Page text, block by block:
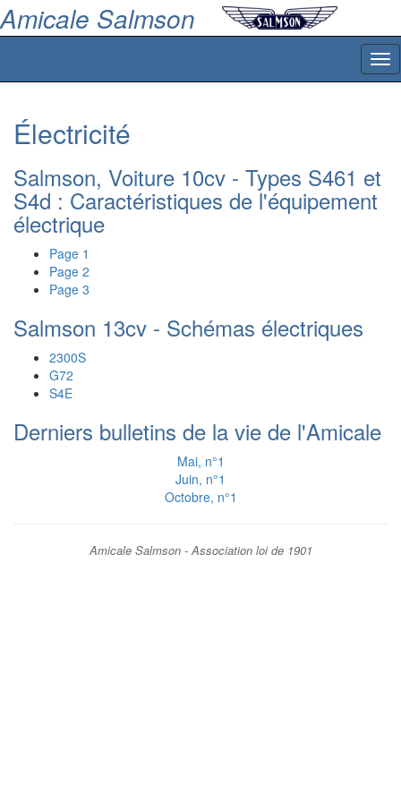
Amicale Salmson
Électricité
Salmson, Voiture 10cv - Types S461 et
S4d : Caractéristiques de l'équipement
électrique
Page 1
Page 2
Page 3
Salmson 13cv - Schémas électriques
2300S
G72
S4E
Derniers bulletins de la vie de l'Amicale
Mai, n°1
Juin, n°1
Octobre, n°1
Amicale Salmson - Association loi de 1901